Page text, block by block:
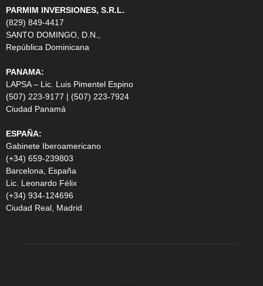
PARMIM INVERSIONES, S.R.L.
(829) 849-4417
SANTO DOMINGO, D.N.,
República Dominicana
PANAMA:
LAPSA – Lic. Luis Pimentel Espino
(507) 223-9177 | (507) 223-7924
Ciudad Panamá
ESPAÑA:
Gabinete Iberoamericano
(+34) 659-239803
Barcelona, España
Lic. Leonardo Félix
(+34) 934-124696
Ciudad Real, Madrid